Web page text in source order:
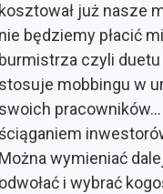
kosztował już nasze
nie będziemy płacić
burmistrza czyli duetu
stosuje mobbingu w
swoich
ściąganiem
Można wymieniać
odwołać i wybrać